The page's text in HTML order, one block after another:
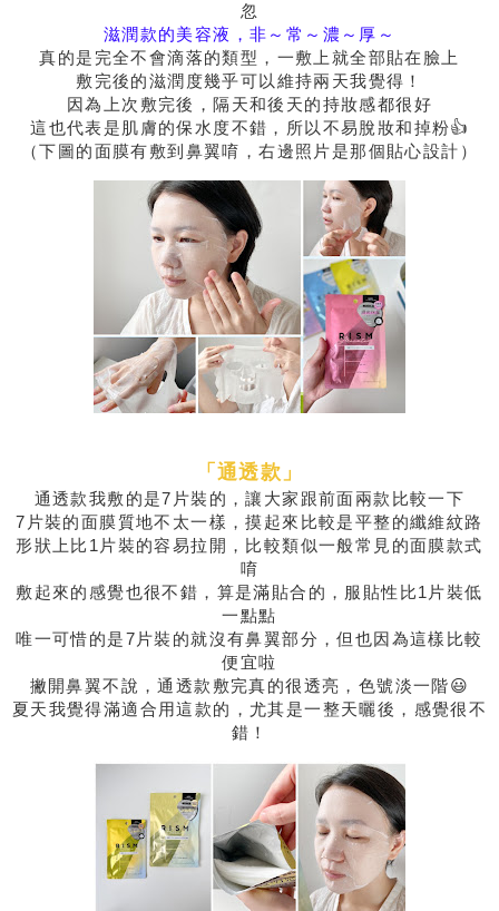
忽
滋潤款的美容液，非～常～濃～厚～
真的是完全不會滴落的類型，一敷上就全部貼在臉上
敷完後的滋潤度幾乎可以維持兩天我覺得！
因為上次敷完後，隔天和後天的持妝感都很好
這也代表是肌膚的保水度不錯，所以不易脫妝和掉粉👍
（下圖的面膜有敷到鼻翼唷，右邊照片是那個貼心設計）
「通透款」
通透款我敷的是7片裝的，讓大家跟前面兩款比較一下
7片裝的面膜質地不太一樣，摸起來比較是平整的纖維紋路
形狀上比1片裝的容易拉開，比較類似一般常見的面膜款式
唷
敷起來的感覺也很不錯，算是滿貼合的，服貼性比1片裝低
一點點
唯一可惜的是7片裝的就沒有鼻翼部分，但也因為這樣比較
便宜啦
撇開鼻翼不說，通透款敷完真的很透亮，色號淡一階😃
夏天我覺得滿適合用這款的，尤其是一整天曬後，感覺很不
錯！